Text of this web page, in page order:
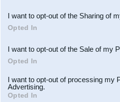
Downstream Participants
third parties.
I want to opt-out of the Sharing of
Opted In
I want to opt-out of the Sale of my
Opted In
I want to opt-out of processing my
Advertising.
Opted In